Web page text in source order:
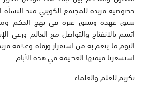
خصوصية فريدة للمجتمع الكويتي منذ النشأة
سبق عهده وسبق غيره في نهج الحكم
اتسم بالانفتاح والتواصل مع العالم ورعى
اليوم ما ينعم به من استقرار ورفاه وعلاقة
استشعرنا قيمتها العظيمة في هذه الأيام.
تكريم للعلم والعلماء